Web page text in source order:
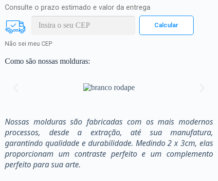
Consulte o prazo estimado e valor da entrega
Não sei meu CEP
Como são nossas molduras:
Nossas molduras são fabricadas com os mais modernos
processos, desde a extração, até sua manufatura,
garantindo qualidade e durabilidade. Medindo 2 x 3cm, elas
proporcionam um contraste perfeito e um complemento
perfeito para sua arte.